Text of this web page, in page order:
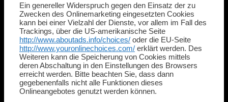
Ein genereller Widerspruch gegen den Einsatz der zu
Zwecken des Onlinemarketing eingesetzten Cookies
kann bei einer Vielzahl der Dienste, vor allem im Fall des
Trackings, über die US-amerikanische Seite
http://www.aboutads.info/choices/ oder die EU-Seite
http://www.youronlinechoices.com/ erklärt werden. Des
Weiteren kann die Speicherung von Cookies mittels
deren Abschaltung in den Einstellungen des Browsers
erreicht werden. Bitte beachten Sie, dass dann
gegebenenfalls nicht alle Funktionen dieses
Onlineangebotes genutzt werden können.